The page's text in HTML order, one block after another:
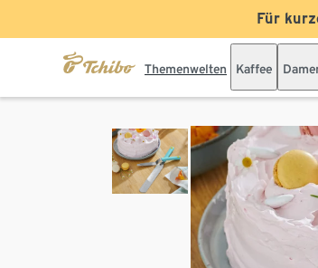
Für
Themenwelten Kaffee